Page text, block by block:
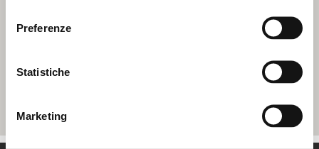
Preferenze
Statistiche
Marketing